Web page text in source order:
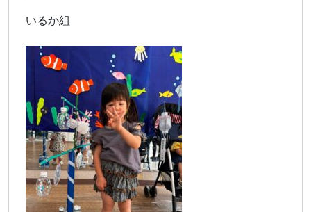
いるか組